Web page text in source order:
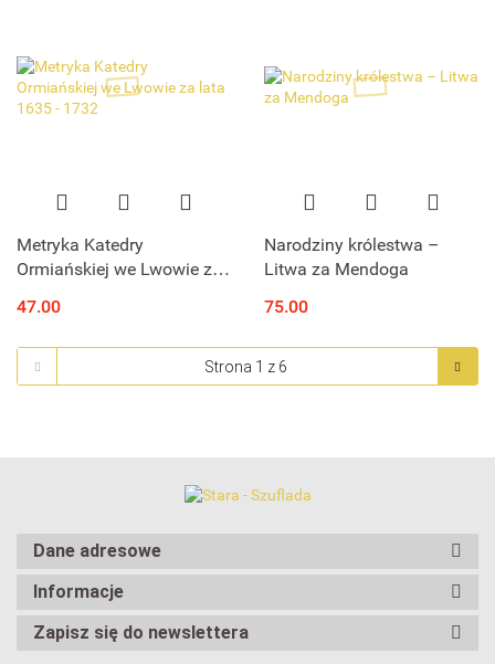
Metryka Katedry
Ormiańskiej we Lwowie za
47.00
Narodziny królestwa –
Litwa za Mendoga
75.00
Dane adresowe
Informacje
Zapisz się do newslettera